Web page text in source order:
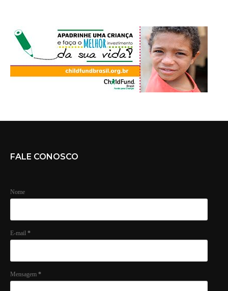
FALE CONOSCO
Nome
E-mail *
Mensagem *